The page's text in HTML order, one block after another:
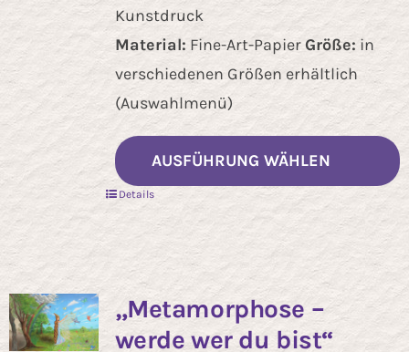
Kunstdruck
Material: Fine-Art-PapierGröße: in
verschiedenen Größen erhältlich
(Auswahlmenü)
AUSFÜHRUNG WÄHLEN
Details
„Metamorphose –
werde wer du bist“